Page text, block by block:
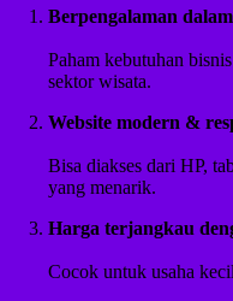
Berpengalaman
Paham kebutuhan
sektor wisata.
Website modern &
Bisa diakses dari HP,
yang menarik.
Harga terjangkau
Cocok untuk usaha